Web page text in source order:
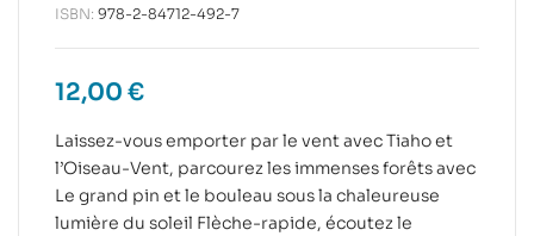
ISBN: 978-2-84712-492-7
12,00 €
Laissez-vous emporter par le vent avec Tiaho et
l’Oiseau-Vent, parcourez les immenses forêts avec
Le grand pin et le bouleau sous la chaleureuse
lumière du soleil Flèche-rapide, écoutez le